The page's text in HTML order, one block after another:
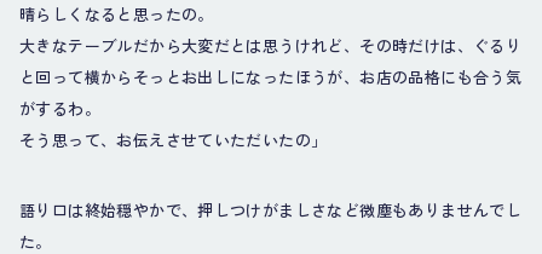
晴らしくなると思ったの。
大きなテーブルだから大変だとは思うけれど、その時だけは、ぐるり
と回って横からそっとお出しになったほうが、お店の品格にも合う気
がするわ。
そう思って、お伝えさせていただいたの」
語り口は終始穏やかで、押しつけがましさなど微塵もありませんでし
た。